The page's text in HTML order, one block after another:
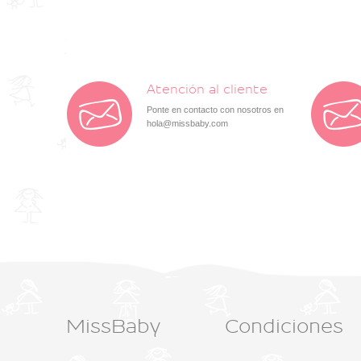
Atención al cliente
Ponte en contacto con nosotros en
hola@missbaby.com
MissBaby Condiciones